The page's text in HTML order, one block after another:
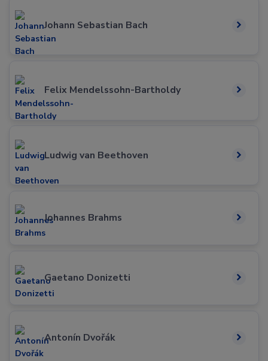
Johann Sebastian Bach
Felix Mendelssohn-Bartholdy
Ludwig van Beethoven
Johannes Brahms
Gaetano Donizetti
Antonín Dvořák